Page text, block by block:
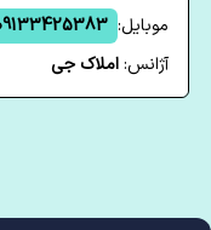
موبایل:
آژانس:املاک جی